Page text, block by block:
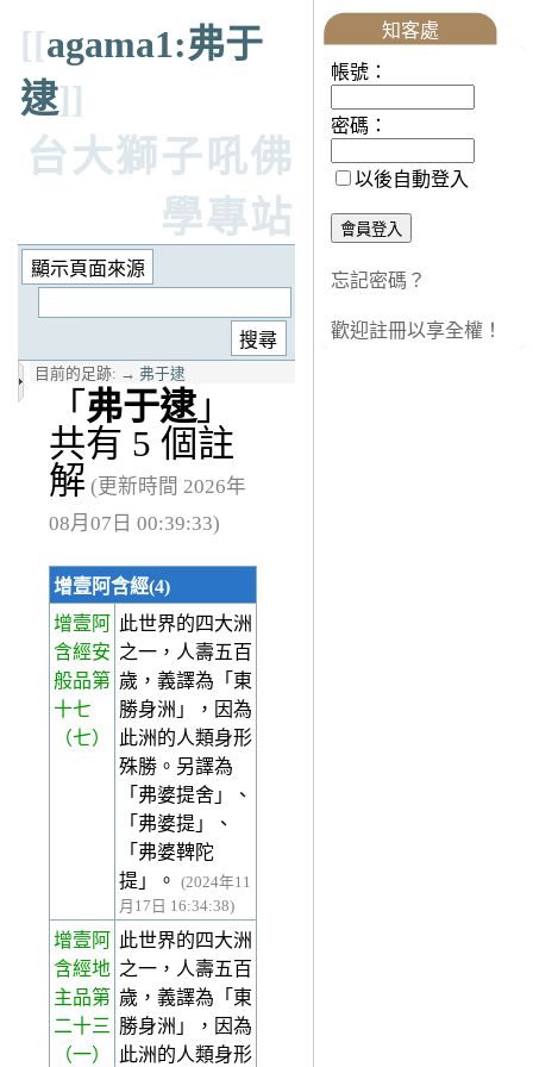
[[agama1:弗于
逮]]
台大獅子吼佛
學專站
目前的足跡: → 弗于逮
「 弗于逮 」
共有 5 個註
解 (更新時間 2026年
08月07日 00:39:33)
增壹阿含經(4)
增壹阿
含經安
般品第
十七
（七）
此世界的四大洲
之一，人壽五百
歲，義譯為「東
勝身洲」，因為
此洲的人類身形
殊勝。另譯為
「弗婆提舍」、
「弗婆提」、
「弗婆鞞陀
提」。
(2024年11
月17日 16:34:38)
增壹阿
含經地
主品第
二十三
（一）
此世界的四大洲
之一，人壽五百
歲，義譯為「東
勝身洲」，因為
此洲的人類身形
知客處
帳號：
密碼：
以後自動登入
忘記密碼？
歡迎註冊以享全權！